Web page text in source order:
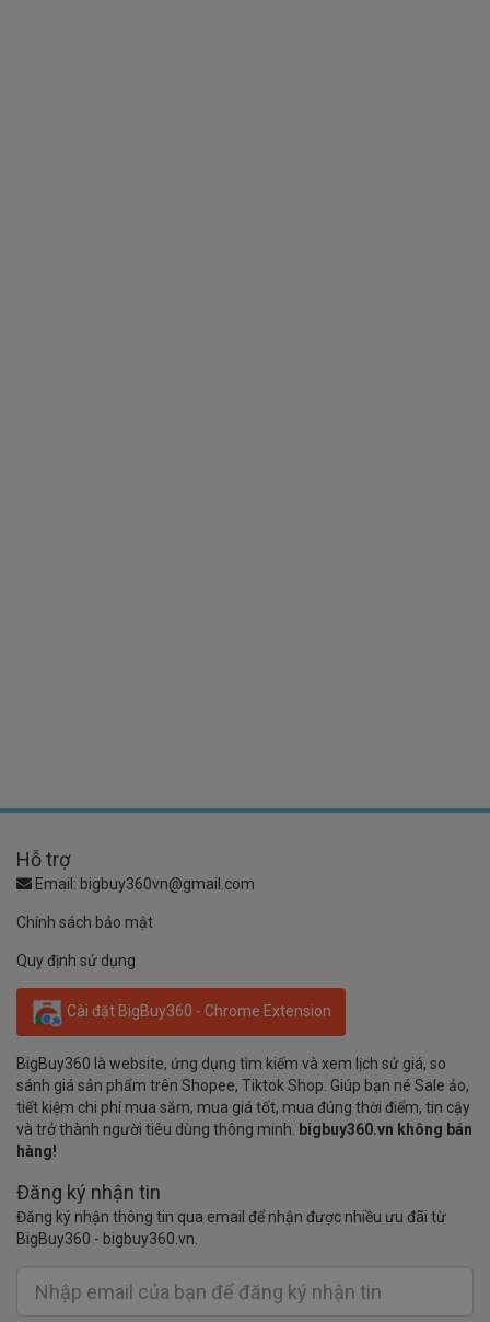
Hỗ trợ
Email: bigbuy360vn@gmail.com
Chính sách bảo mật
Quy định sử dụng
Cài đặt BigBuy360 - Chrome Extension
BigBuy360 là website, ứng dụng tìm kiếm và xem lịch sử giá, so
sánh giá sản phẩm trên Shopee, Tiktok Shop. Giúp bạn né Sale ảo,
tiết kiệm chi phí mua sắm, mua giá tốt, mua đúng thời điểm, tin cậy
và trở thành người tiêu dùng thông minh. bigbuy360.vn không bán
hàng!
Đăng ký nhận tin
Đăng ký nhận thông tin qua email để nhận được nhiều ưu đãi từ
BigBuy360 - bigbuy360.vn.